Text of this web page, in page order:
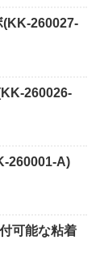
(KK-260027-
260026-
260001-A)
可能な粘着